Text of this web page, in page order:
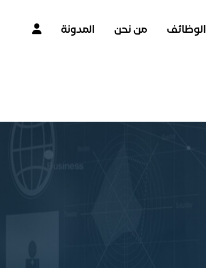
الوظائف من نحن المدونة